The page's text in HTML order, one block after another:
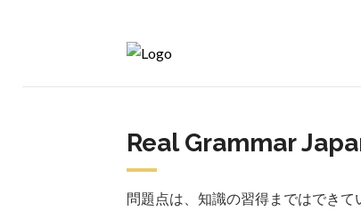
Real Grammar
問題点は、知識の習得まではでき